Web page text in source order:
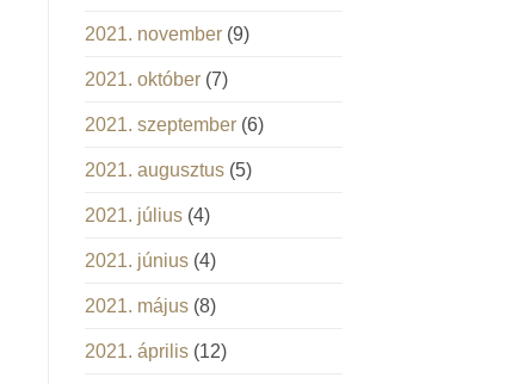
2021. november(9)
2021. október(7)
2021. szeptember(6)
2021. augusztus(5)
2021. július(4)
2021. június(4)
2021. május(8)
2021. április(12)